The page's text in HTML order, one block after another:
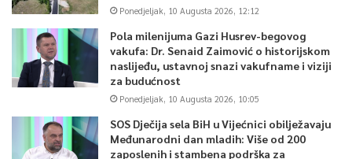
Ponedjeljak, 10 Augusta 2026, 12:12
Pola milenijuma Gazi Husrev-begovog
vakufa: Dr. Senaid Zaimović o historijskom
naslijeđu, ustavnoj snazi vakufname i viziji
za budućnost
Ponedjeljak, 10 Augusta 2026, 10:05
SOS Dječija sela BiH u Vijećnici obilježavaju
Međunarodni dan mladih: Više od 200
zaposlenih i stambena podrška za